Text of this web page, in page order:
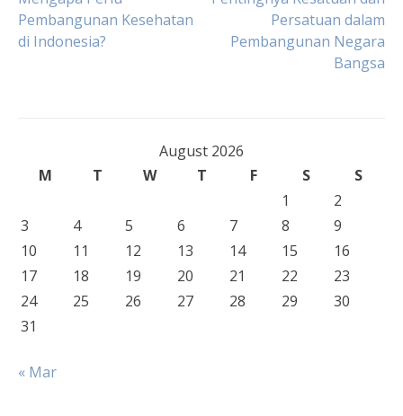
Post
navigation
Pembangunan Kesehatan
di Indonesia?
Persatuan dalam
Pembangunan Negara
Bangsa
August 2026
M
T W T F S
S
1
2
3
4 5 6 7 8
9
10
11 12 13 14 15
16
17
18 19 20 21 22
23
24
25 26 27 28 29
30
31
« Mar